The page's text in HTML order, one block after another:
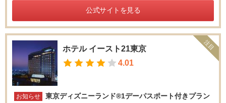
公式サイトを見る
ホテル イースト21東京
4.01
お知らせ
東京ディズニーランド®1デーパスポート付きプラン
注目